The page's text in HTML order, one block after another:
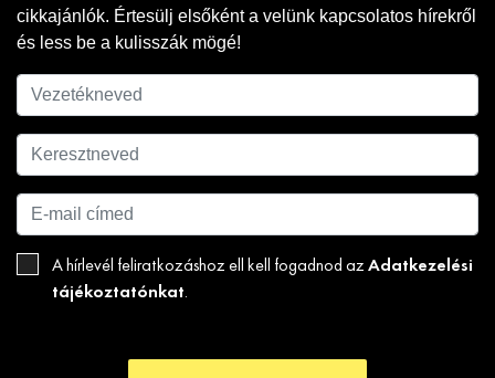
cikkajánlók. Értesülj elsőként a velünk kapcsolatos hírekről
és less be a kulisszák mögé!
A hírlevél feliratkozáshoz ell kell fogadnod az Adatkezelési
tájékoztatónkat.